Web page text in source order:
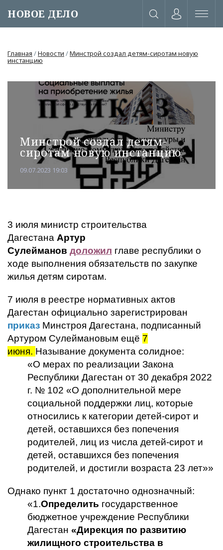
НОВОЕ ДЕЛО
Главная /Новости /Минстрой создал детям-сиротам новую
инстанцию
Минстрой создал детям-
сиротам новую инстанцию
09.07.2023 19:03
3 июля министр строительства
Дагестана Артур
Сулейманов доложил главе республики о
ходе выполнения обязательств по закупке
жилья детям сиротам.
7 июля в реестре нормативных актов
Дагестан официально зарегистрирован
приказ Минстроя Дагестана, подписанный
Артуром Сулеймановым ещё 7
июня. Называние документа солидное:
«О мерах по реализации Закона
Республики Дагестан от 30 декабря 2022
г. № 102 «О дополнительной мере
социальной поддержки лиц, которые
относились к категории детей-сирот и
детей, оставшихся без попечения
родителей, лиц из числа детей-сирот и
детей, оставшихся без попечения
родителей, и достигли возраста 23 лет»»
Однако пункт 1 достаточно однозначный:
«1.Определить государственное
бюджетное учреждение Республики
Дагестан «Дирекция по развитию
жилищного строительства в